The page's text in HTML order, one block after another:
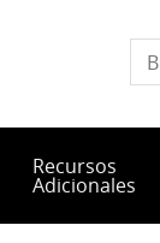
Recursos
Adicionales